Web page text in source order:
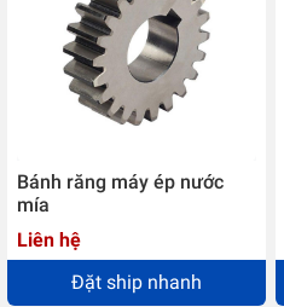
Bánh răng máy ép nước
mía
Liên hệ
Đặt ship nhanh